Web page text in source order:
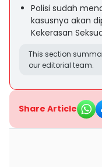
Polisi sudah
kasusnya akan
Kekerasan
This section
our editorial team.
Share Article